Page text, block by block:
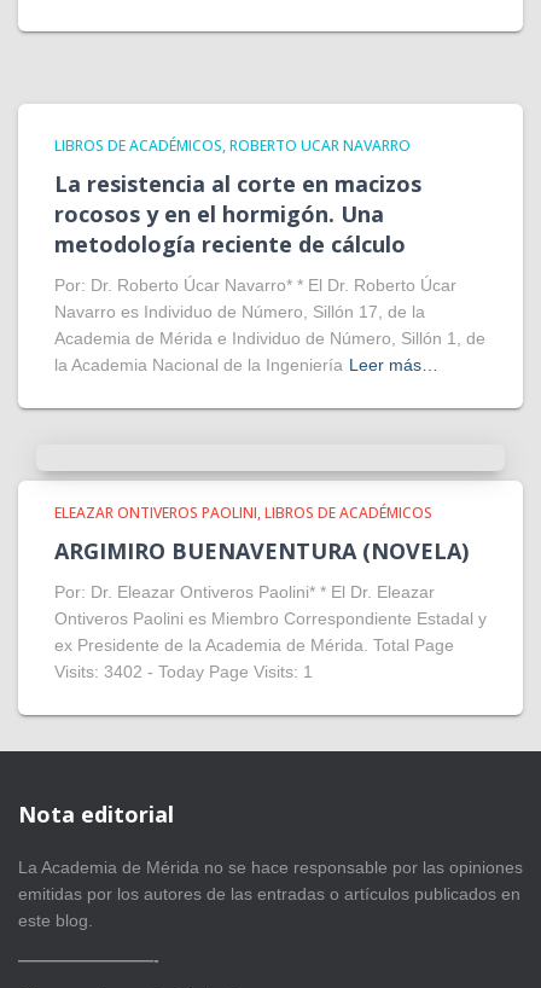
LIBROS DE ACADÉMICOS ROBERTO UCAR NAVARRO
La resistencia al corte en macizos
rocosos y en el hormigón. Una
metodología reciente de cálculo
Por: Dr. Roberto Úcar Navarro* * El Dr. Roberto Úcar
Navarro es Individuo de Número, Sillón 17, de la
Academia de Mérida e Individuo de Número, Sillón 1, de
la Academia Nacional de la Ingeniería Leer más…
ELEAZAR ONTIVEROS PAOLINI LIBROS DE ACADÉMICOS
ARGIMIRO BUENAVENTURA (NOVELA)
Por: Dr. Eleazar Ontiveros Paolini* * El Dr. Eleazar
Ontiveros Paolini es Miembro Correspondiente Estadal y
ex Presidente de la Academia de Mérida. Total Page
Visits: 3402 - Today Page Visits: 1
Nota editorial
La Academia de Mérida no se hace responsable por las opiniones
emitidas por los autores de las entradas o artículos publicados en
este blog.
————————-